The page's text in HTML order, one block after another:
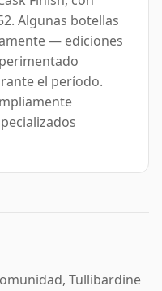
Algunas botellas
— ediciones
el período.
Tullibardine